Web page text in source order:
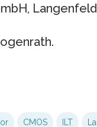
CMOS ILT